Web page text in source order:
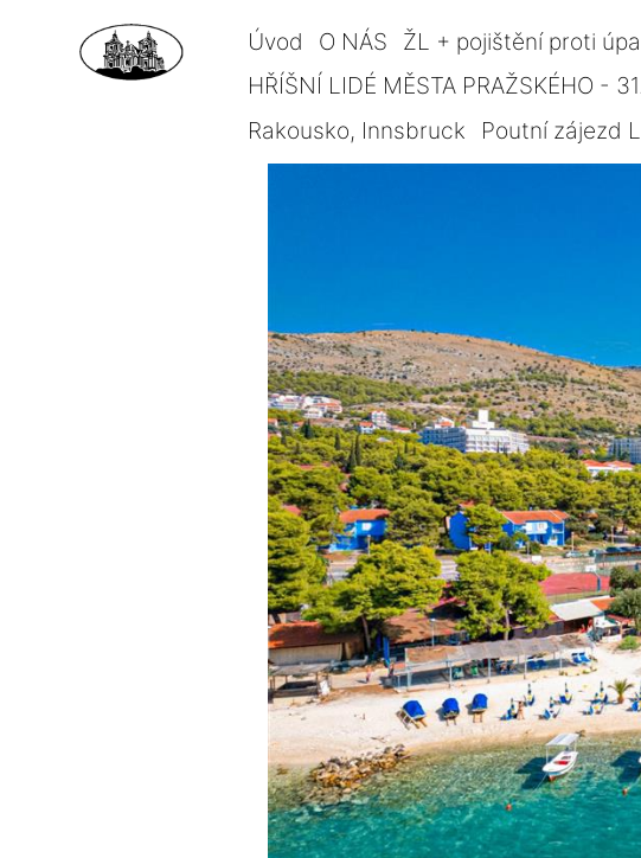
Úvod O NÁS ŽL + pojištění proti
HŘÍŠNÍ LIDÉ MĚSTA PRAŽSKÉHO -
Rakousko, Innsbruck
Poutní zájezd